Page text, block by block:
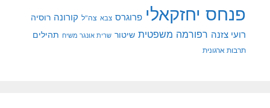
פנחס יחזקאלי פרוגרס צבא צה"ל קורונה רוסיה
רועי צזנה רפורמה משפטית שיטור שרית אונגר משיח תהילים
תרבות ארגונית